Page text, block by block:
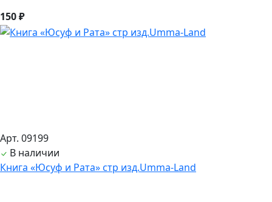
150 ₽
Арт. 09199
В наличии
Книга «Юсуф и Рата» стр изд.Umma-Land